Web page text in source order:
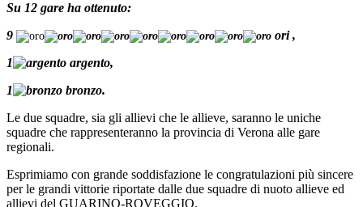
Su 12 gare ha ottenuto:
9
ori ,
1
argento,
1
bronzo.
Le due squadre, sia gli allievi che le allieve, saranno le uniche
squadre che rappresenteranno la provincia di Verona alle gare
regionali.
Esprimiamo con grande soddisfazione le congratulazioni più sincere
per le grandi vittorie riportate dalle due squadre di nuoto allieve ed
allievi del GUARINO-ROVEGGIO.